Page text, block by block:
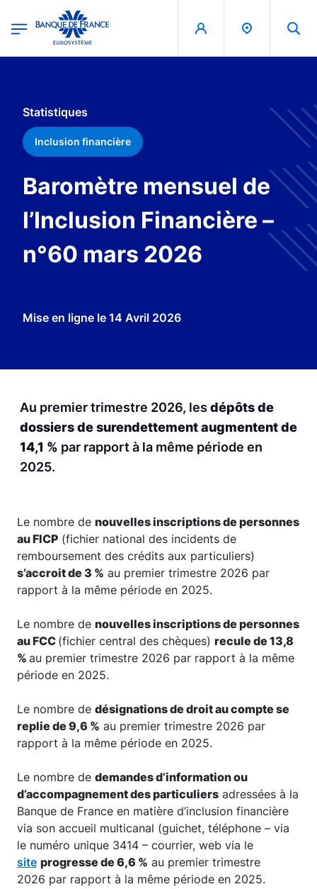
Banque de France - Menu Principal
Statistiques
Inclusion financière
Baromètre mensuel de
l’Inclusion Financière –
n°60 mars 2026
Mise en ligne le 14 Avril 2026
Au premier trimestre 2026, les dépôts de
dossiers de surendettement augmentent de
14,1 % par rapport à la même période en
2025.
Le nombre de nouvelles inscriptions de personnes
au FICP (fichier national des incidents de
remboursement des crédits aux particuliers)
s’accroit de 3 % au premier trimestre 2026 par
rapport à la même période en 2025.
Le nombre de nouvelles inscriptions de personnes
au FCC (fichier central des chèques) recule de 13,8
% au premier trimestre 2026 par rapport à la même
période en 2025.
Le nombre de désignations de droit au compte se
replie de 9,6 % au premier trimestre 2026 par
rapport à la même période en 2025.
Le nombre de demandes d’information ou
d’accompagnement des particuliers adressées à la
Banque de France en matière d’inclusion financière
via son accueil multicanal (guichet, téléphone – via
le numéro unique 3414 – courrier, web via le
site progresse de 6,6 % au premier trimestre
2026 par rapport à la même période en 2025.